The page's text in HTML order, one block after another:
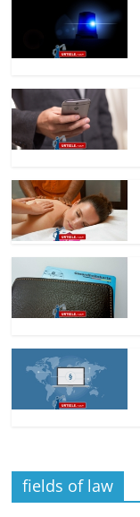
fields of law